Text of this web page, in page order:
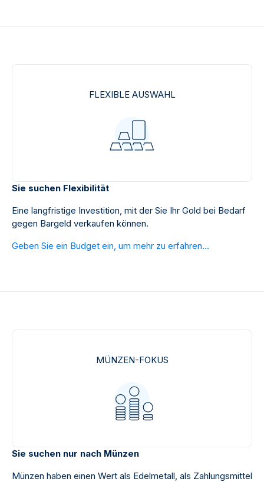
FLEXIBLE AUSWAHL
Sie suchen Flexibilität
Eine langfristige Investition, mit der Sie Ihr Gold bei Bedarf
gegen Bargeld verkaufen können.
Geben Sie ein Budget ein, um mehr zu erfahren...
MÜNZEN-FOKUS
Sie suchen nur nach Münzen
Münzen haben einen Wert als Edelmetall, als Zahlungsmittel